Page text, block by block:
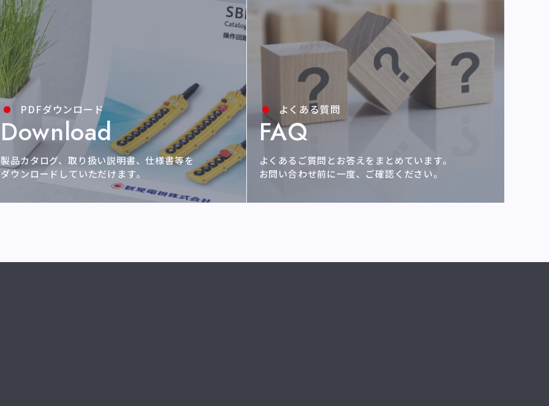
PDFダウンロード
Download
製品カタログ、取り扱い説明書、仕様書等を
ダウンロードしていただけます。
よくある質問
FAQ
よくあるご質問とお答えをまとめています。
お問い合わせ前に一度、ご確認ください。